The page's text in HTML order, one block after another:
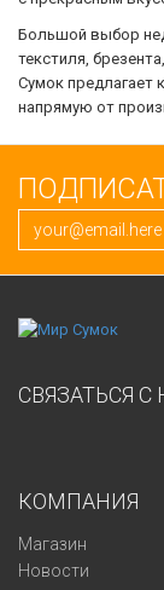
Большой выбор
текстиля,
Сумок предлагает
напрямую от
СВЯЗАТЬСЯ С
КОМПАНИЯ
Магазин
Новости